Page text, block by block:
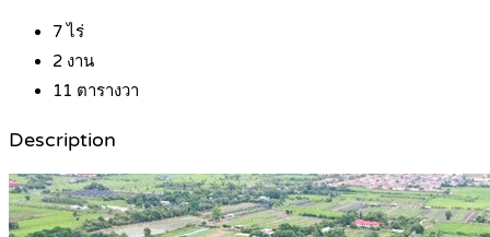
7ไร่
2 งาน
11 ตารางวา
Description